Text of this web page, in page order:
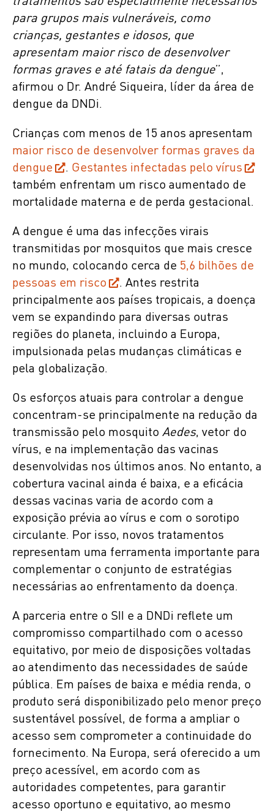
para grupos mais vulneráveis, como
crianças, gestantes e idosos, que
apresentam maior risco de desenvolver
formas graves e até fatais da dengue”,
afirmou o Dr. André Siqueira, líder da área de
dengue da DNDi.
Crianças com menos de 15 anos apresentam
maior risco de desenvolver formas graves da
dengue
. Gestantes infectadas pelo vírus
também enfrentam um risco aumentado de
mortalidade materna e de perda gestacional.
A dengue é uma das infecções virais
transmitidas por mosquitos que mais cresce
no mundo, colocando cerca de 5,6 bilhões de
pessoas em risco
. Antes restrita
principalmente aos países tropicais, a doença
vem se expandindo para diversas outras
regiões do planeta, incluindo a Europa,
impulsionada pelas mudanças climáticas e
pela globalização.
Os esforços atuais para controlar a dengue
concentram-se principalmente na redução da
transmissão pelo mosquito Aedes, vetor do
vírus, e na implementação das vacinas
desenvolvidas nos últimos anos. No entanto, a
cobertura vacinal ainda é baixa, e a eficácia
dessas vacinas varia de acordo com a
exposição prévia ao vírus e com o sorotipo
circulante. Por isso, novos tratamentos
representam uma ferramenta importante para
complementar o conjunto de estratégias
necessárias ao enfrentamento da doença.
A parceria entre o SII e a DNDi reflete um
compromisso compartilhado com o acesso
equitativo, por meio de disposições voltadas
ao atendimento das necessidades de saúde
pública. Em países de baixa e média renda, o
produto será disponibilizado pelo menor preço
sustentável possível, de forma a ampliar o
acesso sem comprometer a continuidade do
fornecimento. Na Europa, será oferecido a um
preço acessível, em acordo com as
autoridades competentes, para garantir
acesso oportuno e equitativo, ao mesmo